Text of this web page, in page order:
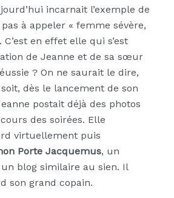
incarnait l’exemple de
pas à appeler « femme sévère,
en effet elle qui s’est
de Jeanne et de sa sœur
? On ne saurait le dire,
dès le lancement de son
postait déjà des photos
des soirées. Elle
virtuellement puis
Porte Jacquemus, un
blog similaire au sien. Il
son grand copain.